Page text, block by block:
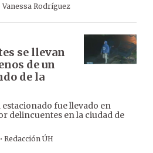
Vanessa Rodríguez
se llevan
de un
de la
fue llevado en
delincuentes en la ciudad de
· Redacción ÚH